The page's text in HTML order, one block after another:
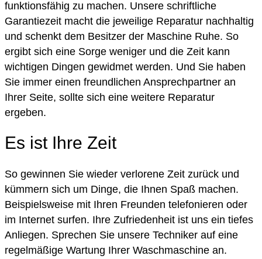
funktionsfähig zu machen. Unsere schriftliche
Garantiezeit macht die jeweilige Reparatur nachhaltig
und schenkt dem Besitzer der Maschine Ruhe. So
ergibt sich eine Sorge weniger und die Zeit kann
wichtigen Dingen gewidmet werden. Und Sie haben
Sie immer einen freundlichen Ansprechpartner an
Ihrer Seite, sollte sich eine weitere Reparatur
ergeben.
Es ist Ihre Zeit
So gewinnen Sie wieder verlorene Zeit zurück und
kümmern sich um Dinge, die Ihnen Spaß machen.
Beispielsweise mit Ihren Freunden telefonieren oder
im Internet surfen. Ihre Zufriedenheit ist uns ein tiefes
Anliegen. Sprechen Sie unsere Techniker auf eine
regelmäßige Wartung Ihrer Waschmaschine an.